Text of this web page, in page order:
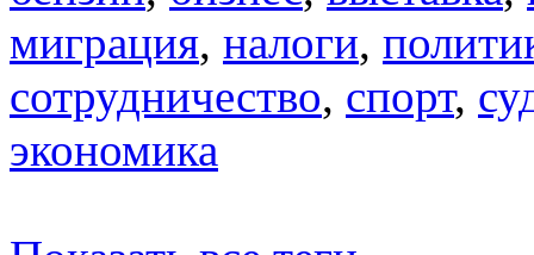
миграция, налоги,
сотрудничество, спорт,
экономика